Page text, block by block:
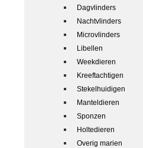
Dagvlinders
Nachtvlinders
Microvlinders
Libellen
Weekdieren
Kreeftachtigen
Stekelhuidigen
Manteldieren
Sponzen
Holtedieren
Overig marien